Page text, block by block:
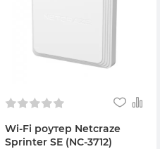
Wi-Fi роутер Netcraze
Sprinter SE (NC-3712)